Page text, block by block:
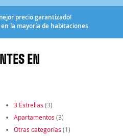
precio garantizado!
en la mayoría de habitaciones
EN
3 Estrellas (3)
Apartamentos (3)
Otras categorías (1)